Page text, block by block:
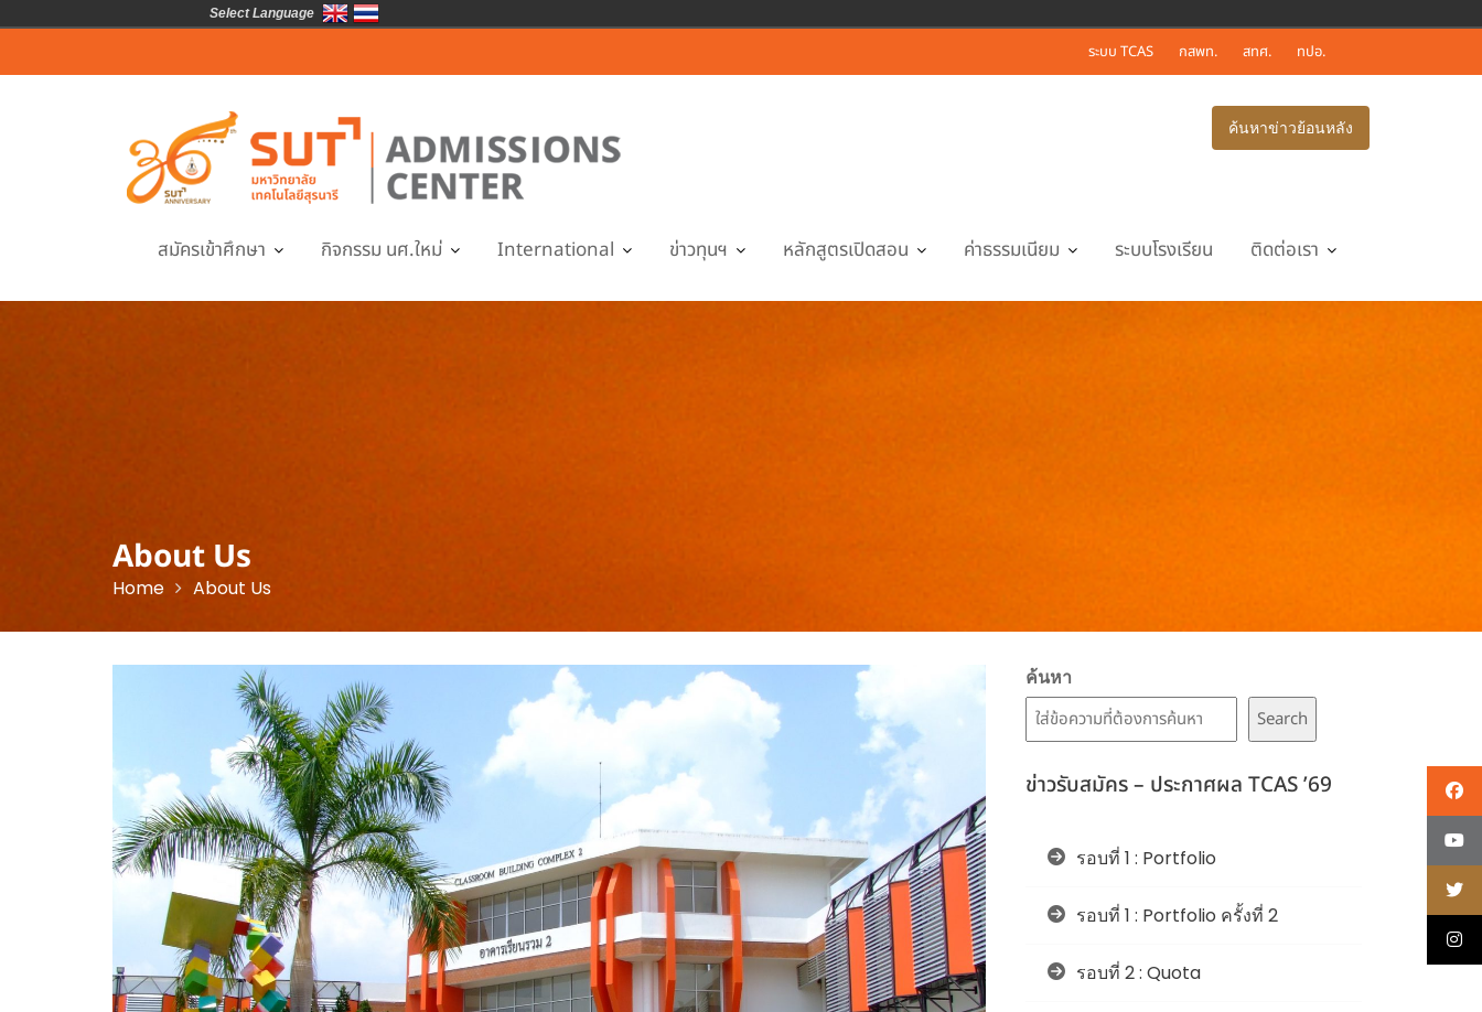
ระบบ TCAS กสพท. สทศ. ทปอ.
ค้นหาข่าวย้อนหลัง
สมัครเข้าศึกษา กิจกรรม นศ.ใหม่ International ข่าวทุนฯ หลักสูตรเปิดสอน ค่าธรรมเนียม ระบบโรงเรียน ติดต่อเรา
About Us
Home About Us
ค้นหา
Search
ข่าวรับสมัคร – ประกาศผล TCAS ’69
รอบที่ 1 : Portfolio
รอบที่ 1 : Portfolio ครั้งที่ 2
รอบที่ 2 : Quota
Select Language